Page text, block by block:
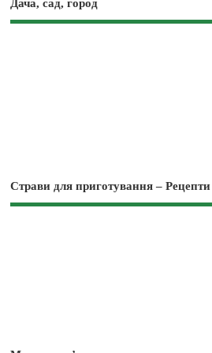
Дача, сад, город
Страви для приготування – Рецепти